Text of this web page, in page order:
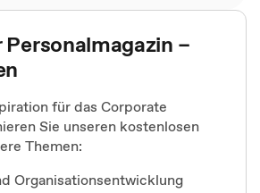
–
für das Corporate
Sie unseren kostenlosen
Themen:
Organisationsentwicklung